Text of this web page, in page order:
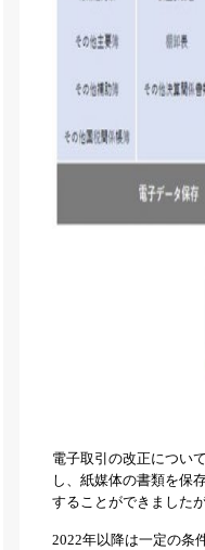
電子取引の改正につい
し、紙媒体の書類を保
することができましたが
2022年以降は一定の条